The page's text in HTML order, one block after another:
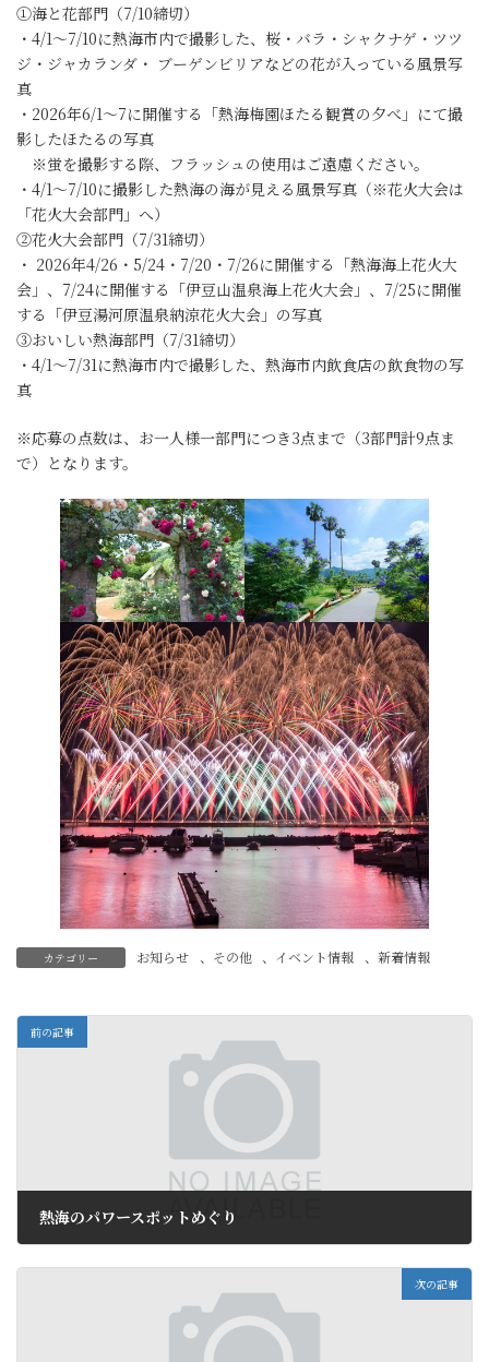
①海と花部門（7/10締切）
・4/1～7/10に熱海市内で撮影した、桜・バラ・シャクナゲ・ツツ
ジ・ジャカランダ・ ブーゲンビリアなどの花が入っている風景写
真
・2026年6/1～7に開催する「熱海梅園ほたる観賞の夕べ」にて撮
影したほたるの写真
※蛍を撮影する際、フラッシュの使用はご遠慮ください。
・4/1～7/10に撮影した熱海の海が見える風景写真（※花火大会は
「花火大会部門」へ）
②花火大会部門（7/31締切）
・ 2026年4/26・5/24・7/20・7/26に開催する「熱海海上花火大
会」、7/24に開催する「伊豆山温泉海上花火大会」、7/25に開催
する「伊豆湯河原温泉納涼花火大会」の写真
③おいしい熱海部門（7/31締切）
・4/1～7/31に熱海市内で撮影した、熱海市内飲食店の飲食物の写
真
※応募の点数は、お一人様一部門につき3点まで（3部門計9点ま
で）となります。
カテゴリー お知らせ 、 その他 、 イベント情報 、 新着情報
前の記事
熱海のパワースポットめぐり
次の記事